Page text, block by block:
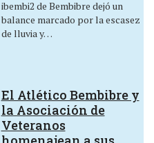
ibembi2 de Bembibre dejó un
balance marcado por la escasez
de lluvia y…
El Atlético Bembibre y
la Asociación de
Veteranos